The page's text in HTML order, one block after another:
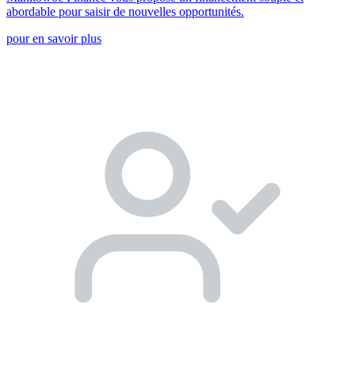
abordable pour saisir de nouvelles opportunités.
pour en savoir plus